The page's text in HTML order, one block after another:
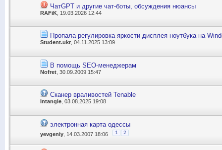
ЧатGPT и другие чат-боты, обсуждения нюансы
RAFiK , 19.03.2026 12:44
Пропала регулировка яркости дисплея ноутбука на
Student.ukr, 04.11.2025 13:09
В помощь SEO-менеджерам
Nofret , 30.09.2009 15:47
Сканер враливостей Tenable
Intangle , 03.08.2025 19:08
электронная карта одессы
yevgeniy , 14.03.2007 18:06 1 2